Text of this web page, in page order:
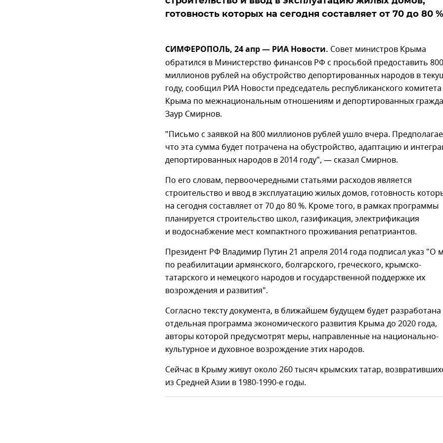
готовность которых на сегодня составляет от 70 до 80
СИМФЕРОПОЛЬ, 24 апр — РИА Новости. Совет министров Крыма
обратился в Министерство финансов РФ с просьбой предоставить 800
миллионов рублей на обустройство депортированных народов в
году, сообщил РИА Новости председатель республиканского комитета
Крыма по межнациональным отношениям и депортированных
Заур Смирнов.
"Письмо с заявкой на 800 миллионов рублей ушло вчера.
что эта сумма будет потрачена на обустройство, адаптацию и
депортированных народов в 2014 году", — сказал Смирнов.
По его словам, первоочередными статьями расходов является
строительство и ввод в эксплуатацию жилых домов, готовность
на сегодня составляет от 70 до 80 %. Кроме того, в рамках программы
планируется строительство школ, газификация, электрификация
и водоснабжение мест компактного проживания репатриантов.
Президент РФ Владимир Путин 21 апреля 2014 года подписал указ "О
по реабилитации армянского, болгарского, греческого, крымско-
татарского и немецкого народов и государственной поддержке их
возрождения и развития".
Согласно тексту документа, в ближайшем будущем будет разработана
отдельная программа экономического развития Крыма до 2020 года,
авторы которой предусмотрят меры, направленные на национально-
культурное и духовное возрождение этих народов.
Сейчас в Крыму живут около 260 тысяч крымских татар,
из Средней Азии в 1980-1990-е годы.